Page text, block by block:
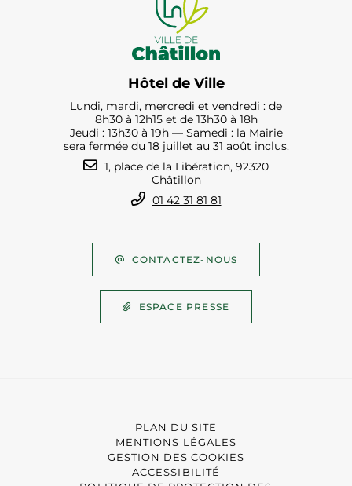
Hôtel de Ville
Lundi, mardi, mercredi et vendredi : de
8h30 à 12h15 et de 13h30 à 18h
Jeudi : 13h30 à 19h — Samedi : la Mairie
sera fermée du 18 juillet au 31 août inclus.
1, place de la Libération, 92320
Châtillon
01 42 31 81 81
CONTACTEZ-NOUS
ESPACE PRESSE
PLAN DU SITE
MENTIONS LÉGALES
GESTION DES COOKIES
ACCESSIBILITÉ